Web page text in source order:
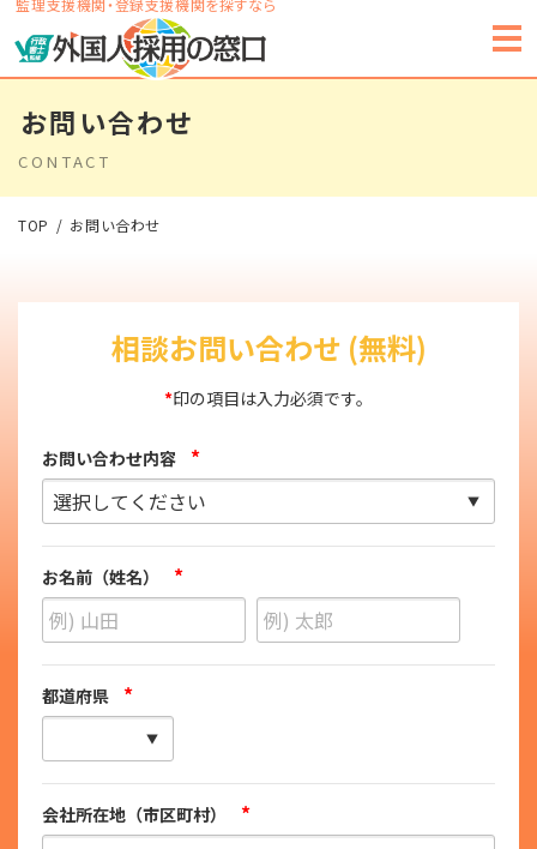
監理支援機関・登録支援機関を探すなら
お問い合わせ
CONTACT
TOP お問い合わせ
相談お問い合わせ (無料)
*印の項目は入力必須です。
お問い合わせ内容 *
お名前（姓名） *
都道府県 *
会社所在地（市区町村） *